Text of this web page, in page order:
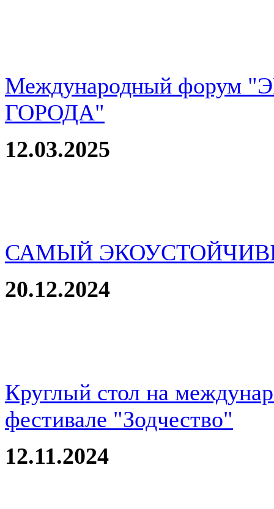
Международный
ГОРОДА"
12.03.2025
САМЫЙ
20.12.2024
Круглый стол на
фестивале "Зодчество"
12.11.2024